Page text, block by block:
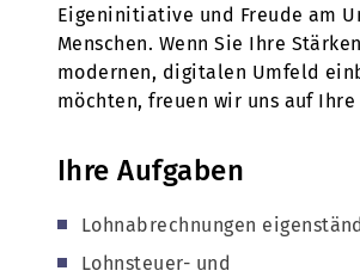
Eigeninitiative und Freude am
Menschen. Wenn Sie Ihre
modernen, digitalen Umfeld
möchten, freuen wir uns auf Ihre
Ihre Aufgaben
Lohnabrechnungen
Lohnsteuer- und